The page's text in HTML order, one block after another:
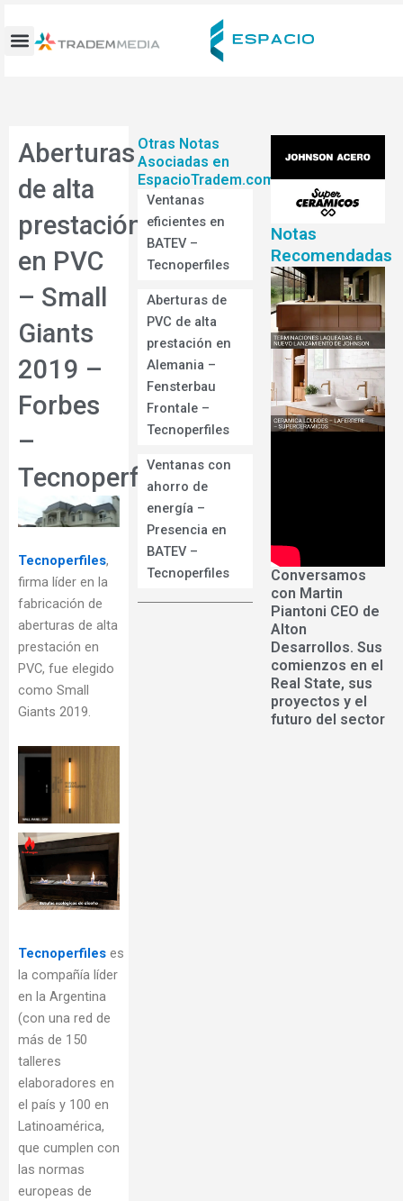
contenido
Aberturas
de alta
prestación
en PVC
– Small
Giants
2019 –
Forbes
–
Tecnoperfiles
Tecnoperfiles,
firma líder en la
fabricación de
aberturas de alta
prestación en
PVC, fue elegido
como Small
Giants 2019.
Tecnoperfiles es
la compañía líder
en la Argentina
(con una red de
más de 150
talleres
elaboradores en
el país y 100 en
Latinoamérica,
que cumplen con
las normas
europeas de
Otras Notas
Asociadas en
EspacioTradem.com
Ventanas
eficientes en
BATEV –
Tecnoperfiles
Aberturas de
PVC de alta
prestación en
Alemania –
Fensterbau
Frontale –
Tecnoperfiles
Ventanas con
ahorro de
energía –
Presencia en
BATEV –
Tecnoperfiles
Notas
Recomendadas
Conversamos
con Martin
Piantoni CEO de
Alton
Desarrollos. Sus
comienzos en el
Real State, sus
proyectos y el
futuro del sector